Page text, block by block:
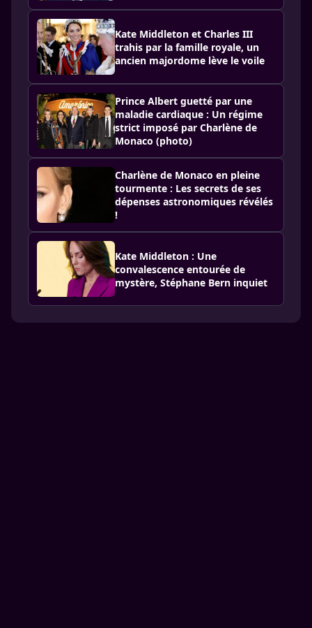
Kate Middleton et Charles III
trahis par la famille royale, un
ancien majordome lève le voile
Prince Albert guetté par une
maladie cardiaque : Un régime
strict imposé par Charlène de
Monaco (photo)
Charlène de Monaco en pleine
tourmente : Les secrets de ses
dépenses astronomiques révélés
!
Kate Middleton : Une
convalescence entourée de
mystère, Stéphane Bern inquiet